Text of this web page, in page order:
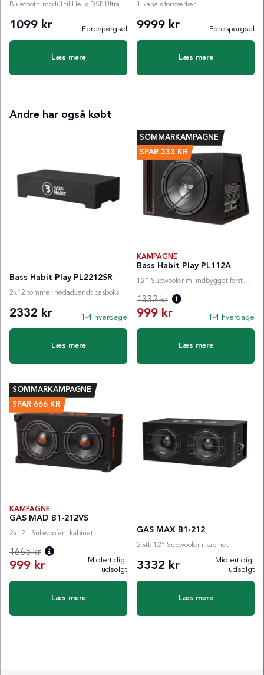
Bluetooth-modul til Helix DSP Ultra
1099 kr Forespørgsel
Læs mere
1-kanals forstærker
9999 kr Forespørgsel
Læs mere
Andre har også købt
Bass Habit Play PL2212SR
2x12 tommer nedadvendt basboks
2332 kr 1-4 hverdage
Læs mere
SOMMARKAMPAGNE
SPAR 333 KR
KAMPAGNE
Bass Habit Play PL112A
12" Subwoofer m. indbygget forstærker
999 kr
Normalpris:
1332 kr
1-4 hverdage
Læs mere
SOMMARKAMPAGNE
SPAR 666 KR
KAMPAGNE
GAS MAD B1-212VS
2x12" Subwoofer i kabinet
999 kr
Normalpris:
1665 kr
Midlertidigt
udsolgt
Læs mere
GAS MAX B1-212
2 stk 12” Subwoofer i kabinet
3332 kr
Midlertidigt
udsolgt
Læs mere